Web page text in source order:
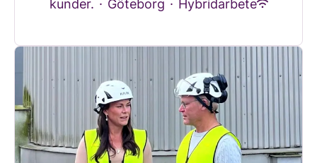
kunder. · Göteborg · Hybridarbete